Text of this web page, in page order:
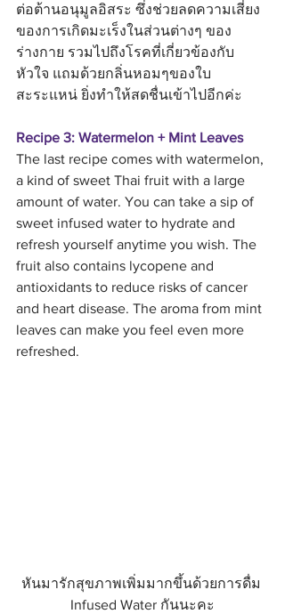
ต่อต้านอนุมูลอิสระ ซึ่งช่วยลดความเสี่ยง
ของการเกิดมะเร็งในส่วนต่างๆ ของ
ร่างกาย รวมไปถึงโรคที่เกี่ยวข้องกับ
หัวใจ แถมด้วยกลิ่นหอมๆของใบ
สะระแหน่ ยิ่งทำให้สดชื่นเข้าไปอีกค่ะ
Recipe 3: Watermelon + Mint Leaves
The last recipe comes with watermelon,
a kind of sweet Thai fruit with a large
amount of water. You can take a sip of
sweet infused water to hydrate and
refresh yourself anytime you wish. The
fruit also contains lycopene and
antioxidants to reduce risks of cancer
and heart disease. The aroma from mint
leaves can make you feel even more
refreshed.
หันมารักสุขภาพเพิ่มมากขึ้นด้วยการดื่ม
Infused Water กันนะคะ